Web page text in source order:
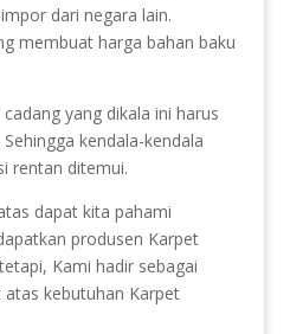
dari negara lain.
membuat harga bahan baku
yang dikala ini harus
kendala-kendala
rentan ditemui.
dapat kita pahami
produsen Karpet
Kami hadir sebagai
kebutuhan Karpet